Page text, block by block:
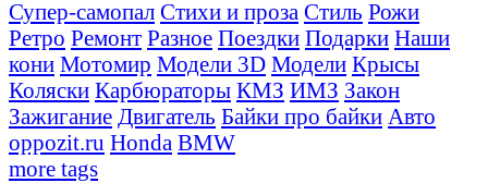
Супер-самопал Стихи и проза Стиль Рожи
Ретро Ремонт Разное Поездки Подарки Наши
кони Мотомир Модели 3D Модели Крысы
Коляски Карбюраторы КМЗ ИМЗ Закон
Зажигание Двигатель Байки про байки Авто
oppozit.ru Honda BMW
more tags